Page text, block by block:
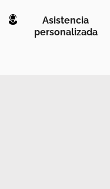
Asistencia
personalizada